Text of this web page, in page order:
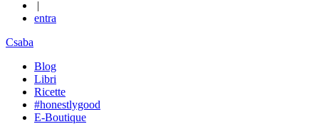
|
entra
Csaba
Blog
Libri
Ricette
#honestlygood
E-Boutique